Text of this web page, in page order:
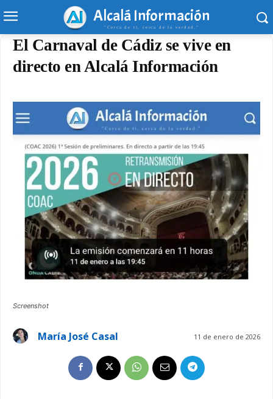
Alcalá Información
"Cerca de ti, cerca de la verdad."
El Carnaval de Cádiz se vive en
directo en Alcalá Información
Screenshot
11 de enero de 2026
María José Casal